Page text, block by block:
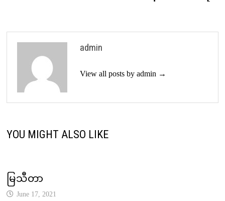
admin
View all posts by admin →
YOU MIGHT ALSO LIKE
မြသီတာ
June 17, 2021